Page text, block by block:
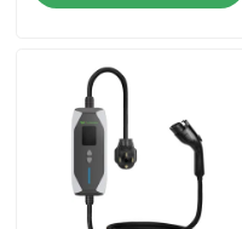
EVの充電器の解決
EVの充電ステーション
携帯用EVの充電器